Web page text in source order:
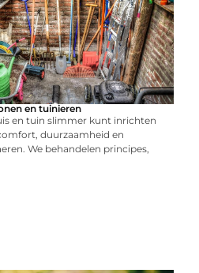
en tuinieren
en tuin slimmer kunt inrichten
duurzaamheid en
We behandelen principes,